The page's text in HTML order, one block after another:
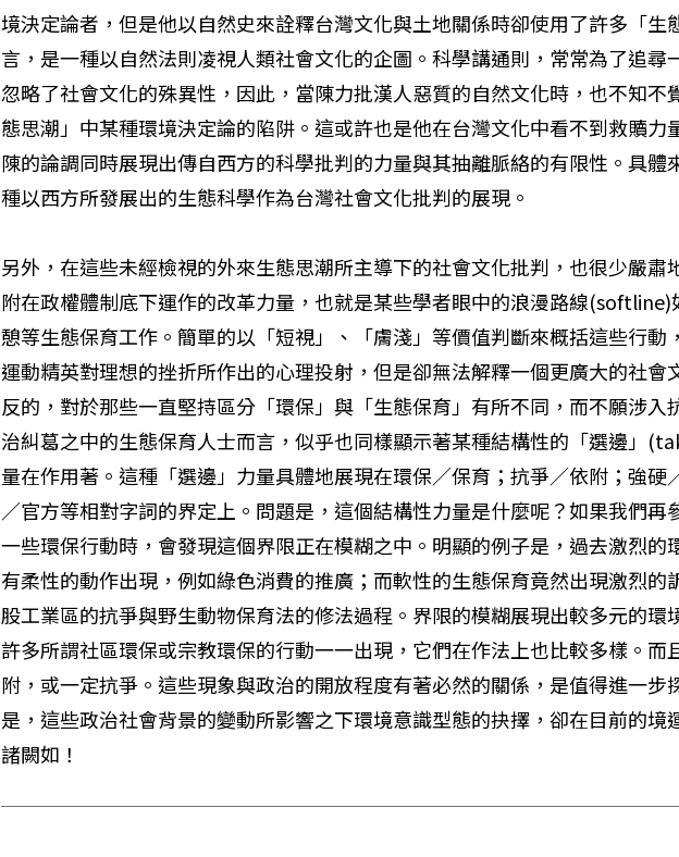
境決定論者，但是他以自然史來詮釋台灣文化與土地關係時卻使用了許多「生
言，是一種以自然法則凌視人類社會文化的企圖。科學講通則，常常為了追尋
忽略了社會文化的殊異性，因此，當陳力批漢人惡質的自然文化時，也不知不
態思潮」中某種環境決定論的陷阱。這或許也是他在台灣文化中看不到救贖力
陳的論調同時展現出傳自西方的科學批判的力量與其抽離脈絡的有限性。具體
種以西方所發展出的生態科學作為台灣社會文化批判的展現。
另外，在這些未經檢視的外來生態思潮所主導下的社會文化批判，也很少嚴肅
附在政權體制底下運作的改革力量，也就是某些學者眼中的浪漫路線(softline)
憩等生態保育工作。簡單的以「短視」、「膚淺」等價值判斷來概括這些行動
運動精英對理想的挫折所作出的心理投射，但是卻無法解釋一個更廣大的社會
反的，對於那些一直堅持區分「環保」與「生態保育」有所不同，而不願涉入
治糾葛之中的生態保育人士而言，似乎也同樣顯示著某種結構性的「選邊」
量在作用著。這種「選邊」力量具體地展現在環保／保育；抗爭／依附；強硬
／官方等相對字詞的界定上。問題是，這個結構性力量是什麼呢？如果我們再
一些環保行動時，會發現這個界限正在模糊之中。明顯的例子是，過去激烈的
有柔性的動作出現，例如綠色消費的推廣；而軟性的生態保育竟然出現激烈的
股工業區的抗爭與野生動物保育法的修法過程。界限的模糊展現出較多元的環
許多所謂社區環保或宗教環保的行動一一出現，它們在作法上也比較多樣。而
附，或一定抗爭。這些現象與政治的開放程度有著必然的關係，是值得進一步
是，這些政治社會背景的變動所影響之下環境意識型態的抉擇，卻在目前的境
諸闕如！